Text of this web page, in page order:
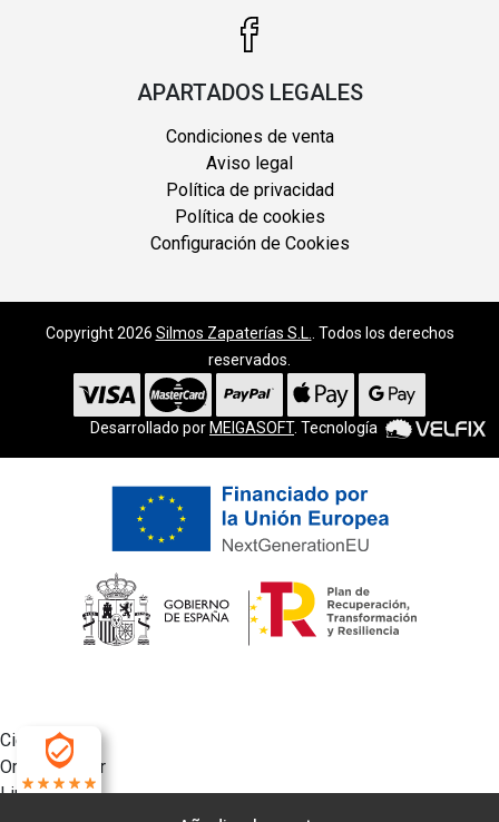
APARTADOS LEGALES
Condiciones de venta
Aviso legal
Política de privacidad
Política de cookies
Configuración de Cookies
Copyright 2026 Silmos Zapaterías S.L.
. Todos los derechos
reservados.
Desarrollado por MEIGASOFT. Tecnología
Cierra
Ordenado por
Limpiar